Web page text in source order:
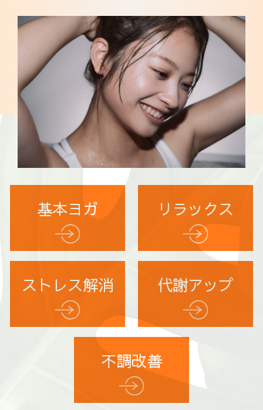
基本ヨガ リラックス
ストレス解消 代謝アップ
不調改善